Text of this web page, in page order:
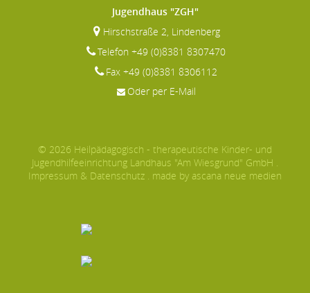
Jugendhaus "ZGH"
Hirschstraße 2, Lindenberg
Telefon +49 (0)8381 8307470
Fax +49 (0)8381 8306112
Oder per E-Mail
© 2026 Heilpädagogisch - therapeutische Kinder- und
Jugendhilfeeinrichtung Landhaus "Am Wiesgrund" GmbH .
Impressum & Datenschutz made by ascana neue medien